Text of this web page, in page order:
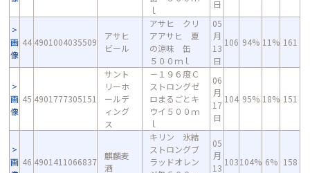
ｌ
日
画
像
44 4901004035509
アサヒ
ビール
アサヒ クリ
アアサヒ 夏
の涼味 缶
５００ｍｌ
05
月
13
日
106 94% 11% 161
画
像
45 4901777305151
サント
リーホ
ールデ
ィング
ス
－１９６度Ｃ
ストロングゼ
ロまるごとキ
ウイ５００ｍ
ｌ
06
月
17
日
104 95% 18% 151
画 46 4901411066837
麒麟麦
酒
キリン 氷結
ストロングブ
ラッドオレン
05
月
13
103104% 6% 158